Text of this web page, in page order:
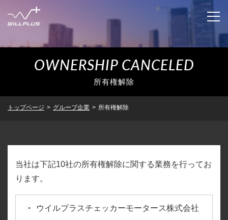
企業情報
会社概要
業績・財務
IRライブラリ
適時開示
決算短信
グループ企業
採用情報
OWNERSHIP CANCELED
所有権解除
トップページ > グループ企業 > 所有権解除
当社は下記10社の所有権解除に関する業務を行ってお
ります。
ウイルプラスチェッカーモータース株式会社